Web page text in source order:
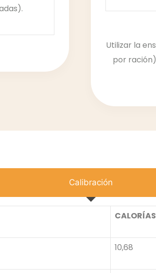
Utilizar la
por
Calibración
CALORÍAS
10,68